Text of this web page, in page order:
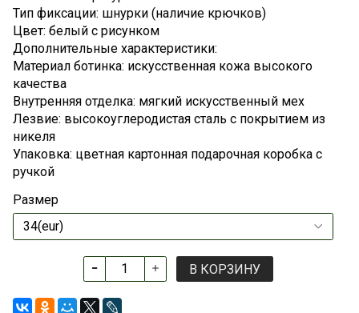
Тип фиксации: шнурки (наличие крючков)
Цвет: белый с рисунком
Дополнительные характеристики:
Материал ботинка: искусственная кожа высокого
качества
Внутренняя отделка: мягкий искусственный мех
Лезвие: высокоуглеродистая сталь с покрытием из
никеля
Упаковка: цветная картонная подарочная коробка с
ручкой
Размер
В КОРЗИНУ